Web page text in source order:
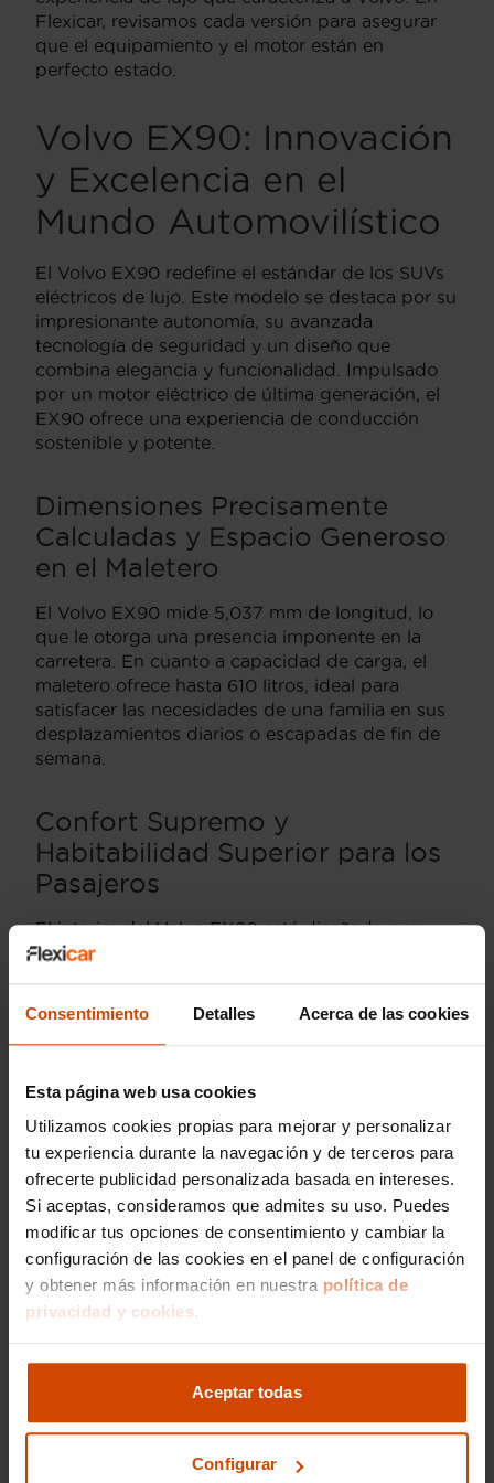
Consentimiento Detalles Acerca de las cookies
Esta página web usa cookies
Utilizamos cookies propias para mejorar y personalizar
tu experiencia durante la navegación y de terceros para
ofrecerte publicidad personalizada basada en intereses.
Si aceptas, consideramos que admites su uso. Puedes
modificar tus opciones de consentimiento y cambiar la
configuración de las cookies en el panel de configuración
y obtener más información en nuestra política de
privacidad y cookies.
Aceptar todas
Configurar
Flexicar, revisamos cada versión para asegurar
que el equipamiento y el motor están en
perfecto estado.
Volvo EX90: Innovación
y Excelencia en el
Mundo Automovilístico
El Volvo EX90 redefine el estándar de los SUVs
eléctricos de lujo. Este modelo se destaca por su
impresionante autonomía, su avanzada
tecnología de seguridad y un diseño que
combina elegancia y funcionalidad. Impulsado
por un motor eléctrico de última generación, el
EX90 ofrece una experiencia de conducción
sostenible y potente.
Dimensiones Precisamente
Calculadas y Espacio Generoso
en el Maletero
El Volvo EX90 mide 5,037 mm de longitud, lo
que le otorga una presencia imponente en la
carretera. En cuanto a capacidad de carga, el
maletero ofrece hasta 610 litros, ideal para
satisfacer las necesidades de una familia en sus
desplazamientos diarios o escapadas de fin de
semana.
Confort Supremo y
Habitabilidad Superior para los
Pasajeros
El interior del Volvo EX90 está diseñado para
ofrecer el máximo confort y espacio. Con una
Los materiales de alta calidad y el diseño
escandinavo garantizan un ambiente acogedor y
Seguridad de Vanguardia y
Calificación EuroNCAP
Sobresaliente
La seguridad es una prioridad para Volvo, y el
EX90 no es la excepción. Equipado con las
últimas innovaciones en tecnología de seguridad
activa y pasiva, el EX90 ha obtenido una
calificación de cinco estrellas en las pruebas
EuroNCAP, lo que confirma su capacidad para
proteger a sus ocupantes en cualquier situación.
Explorando las Mejores